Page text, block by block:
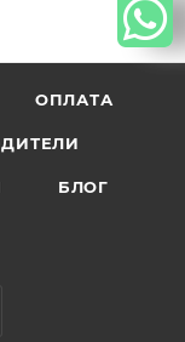
ОПЛАТА
БЛОГ